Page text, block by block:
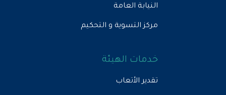
النيابة العامة
مركز التسوية و التحكيم
خدمات الهيئة
تقدير الأتعاب